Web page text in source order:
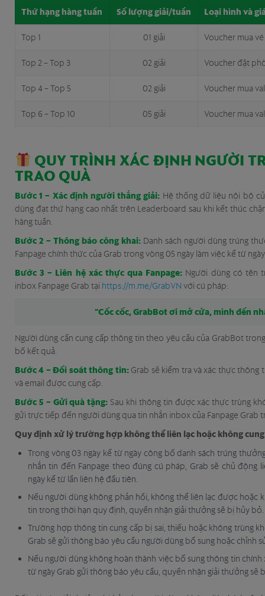
Thứ hạng hàng tuần Số lượng giải/tuần Loại hình và
Top 1 01 giải Voucher mua
Top 2 – Top 3 02 giải Voucher đặt
Top 4 – Top 5 02 giải Voucher mua
Top 6 – Top 10 05 giải Voucher mua
QUY TRÌNH XÁC ĐỊNH NGƯỜI
TRAO QUÀ
Bước 1 – Xác định người thắng giải: Hệ thống dữ liệu nội bộ
dùng đạt thứ hạng cao nhất trên Leaderboard sau khi kết thúc
hàng tuần.
Bước 2 – Thông báo công khai:Danh sách người dùng trúng
Fanpage chính thức của Grab trong vòng 05 ngày làm việc kể từ
Bước 3 – Liên hệ xác thực qua Fanpage: Người dùng có tên
inbox Fanpage Grab tại https://m.me/GrabVN với cú pháp:
“Cốc cốc, GrabBot ơi mở cửa, mình đến
Người dùng cần cung cấp thông tin theo yêu cầu của GrabBot
bố kết quả.
Bước 4 – Đối soát thông tin:Grab sẽ kiểm tra và xác thực thông
và email được cung cấp.
Bước 5 – Gửi quà tặng: Sau khi thông tin được xác thực trùng
gửi trực tiếp đến người dùng qua tin nhắn inbox của Fanpage Grab
Quy định xử lý trường hợp không thể liên lạc hoặc không
Trong vòng 03 ngày kể từ ngày công bố danh sách trúng
nhắn tin đến Fanpage theo đúng cú pháp, Grab sẽ chủ động
ngày kể từ lần liên hệ đầu tiên.
Nếu người dùng không phản hồi, không thể liên lạc được hoặc
tin trong thời hạn quy định, quyền nhận giải thưởng sẽ bị hủy bỏ.
Trường hợp thông tin cung cấp bị sai, thiếu hoặc không trùng
Grab sẽ gửi thông báo yêu cầu người dùng bổ sung hoặc chỉnh
Nếu người dùng không hoàn thành việc bổ sung thông tin chính
từ ngày Grab gửi thông báo yêu cầu, quyền nhận giải thưởng sẽ